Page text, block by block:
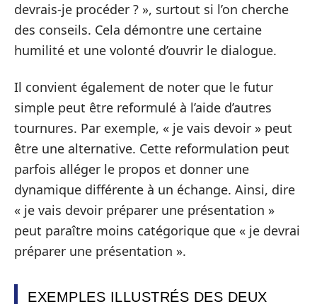
devrais-je procéder ? », surtout si l’on cherche
des conseils. Cela démontre une certaine
humilité et une volonté d’ouvrir le dialogue.
Il convient également de noter que le futur
simple peut être reformulé à l’aide d’autres
tournures. Par exemple, « je vais devoir » peut
être une alternative. Cette reformulation peut
parfois alléger le propos et donner une
dynamique différente à un échange. Ainsi, dire
« je vais devoir préparer une présentation »
peut paraître moins catégorique que « je devrai
préparer une présentation ».
EXEMPLES ILLUSTRÉS DES DEUX